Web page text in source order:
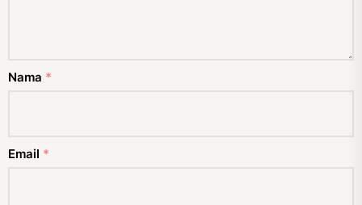
Nama *
Email *